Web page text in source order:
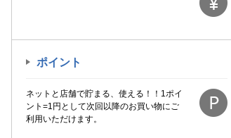
ポイント
ネットと店舗で貯まる、使える！！1ポイ
ント=1円として次回以降のお買い物にご
利用いただけます。